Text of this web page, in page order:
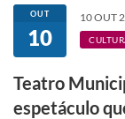
Transparência
Ônibus
Consultar Processos
Contas Públicas
OUT
10
10 OUT
Teatro
espetáculo